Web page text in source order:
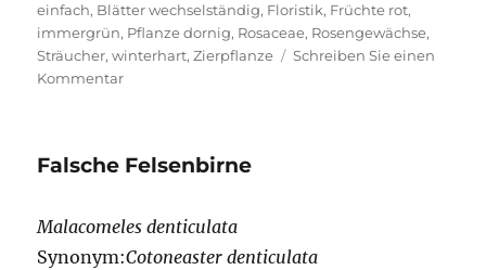
einfach, Blätter wechselständig, Floristik, Früchte rot,
immergrün, Pflanze dornig, Rosaceae, Rosengewächse,
Sträucher,winterhart,Zierpflanze
Schreiben Sie einen
Kommentarzu
Falsche Felsenbirne
Malacomeles denticulata
Synonym:Cotoneaster denticulata